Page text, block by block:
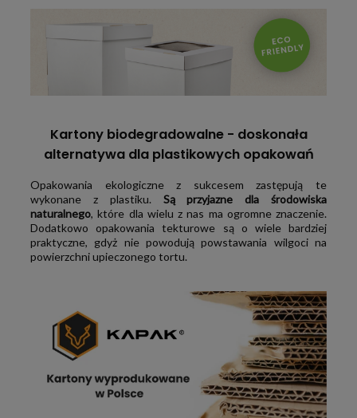
Kartony biodegradowalne - doskonała
alternatywa dla plastikowych opakowań
Opakowania ekologiczne z sukcesem zastępują te
wykonane z plastiku. Są przyjazne dla środowiska
naturalnego, które dla wielu z nas ma ogromne znaczenie.
Dodatkowo opakowania tekturowe są o wiele bardziej
praktyczne, gdyż nie powodują powstawania wilgoci na
powierzchni upieczonego tortu.